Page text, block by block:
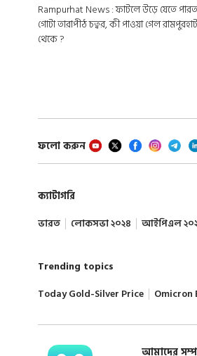
Rampurhat News : ফাটলে উড়ে যেতে পারত
গোটা তারাপীঠ চত্বর, কী পাওয়া গেল রামপুরহাট
থেকে ?
ফলো করুন
ক্যাটাগরি
ভারত
লোকসভা ২০২৪ আইপিএল
Trending topics
Today Gold-Silver Price
Omicron
আমাদের